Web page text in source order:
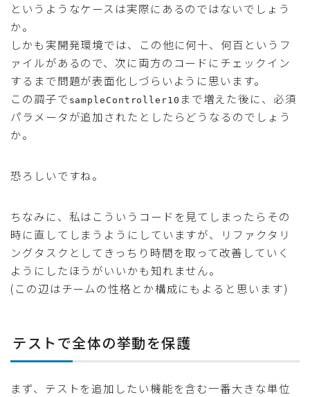
というようなケースは実際にあるのではないでしょう
か。
しかも実開発環境では、この他に何十、何百というフ
ァイルがあるので、次に両方のコードにチェックイン
するまで問題が表面化しづらいように思います。
この調子で sampleController10 まで増えた後に、必須
パラメータが追加されたとしたらどうなるのでしょう
か。
恐ろしいですね。
ちなみに、私はこういうコードを見てしまったらその
時に直してしまうようにしていますが、リファクタリ
ングタスクとしてきっちり時間を取って改善していく
ようにしたほうがいいかも知れません。
(この辺はチームの性格とか構成にもよると思います)
テストで全体の挙動を保護
まず、テストを追加したい機能を含む一番大きな単位